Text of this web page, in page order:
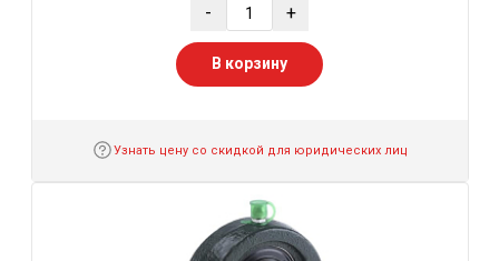
- +
В корзину
Узнать цену со скидкой для юридических лиц